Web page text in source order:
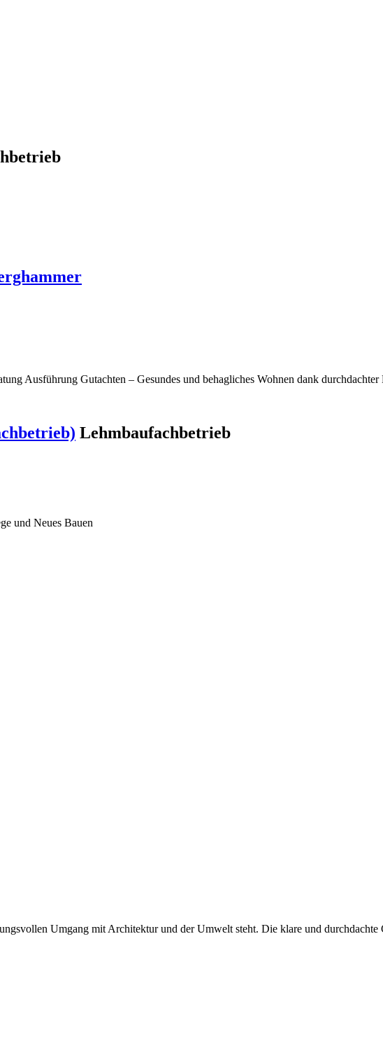
Ausführung Gutachten – Gesundes und behagliches Wohnen dank
Lehmbaufachbetrieb
und Neues Bauen
Umgang mit Architektur und der Umwelt steht. Die klare und durchdachte